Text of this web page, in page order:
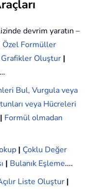
devrim yaratın –
Özel Formüller
Oluştur |
…
Bul, Vurgula veya
veya Hücreleri
| Formül olmadan
| Çoklu Değer
| Bulanık Eşleme....
Liste Oluştur |